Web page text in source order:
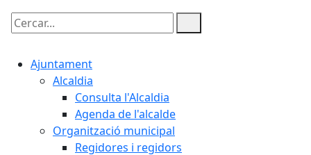
Cercar:
Ajuntament
Alcaldia
Consulta l'Alcaldia
Agenda de l'alcalde
Organització municipal
Regidores i regidors